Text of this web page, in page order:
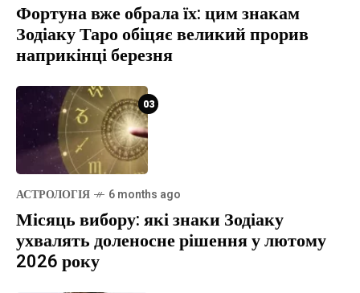
Фортуна вже обрала їх: цим знакам
Зодіаку Таро обіцяє великий прорив
наприкінці березня
03
АСТРОЛОГІЯ 6 months ago
Місяць вибору: які знаки Зодіаку
ухвалять доленосне рішення у лютому
2026 року